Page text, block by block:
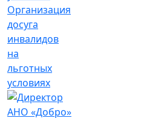
Организация
досуга
инвалидов
на
льготных
условиях